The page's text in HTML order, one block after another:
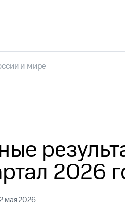
отчетность
информации
Акционерный капитал
и мире
2026
мая 2026